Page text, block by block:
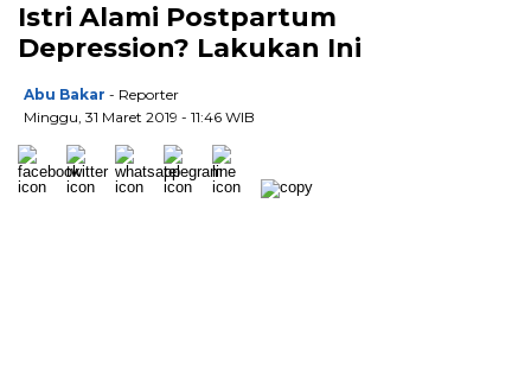
Istri Alami Postpartum
Depression? Lakukan Ini
Abu Bakar - Reporter
Minggu, 31 Maret 2019 - 11:46 WIB